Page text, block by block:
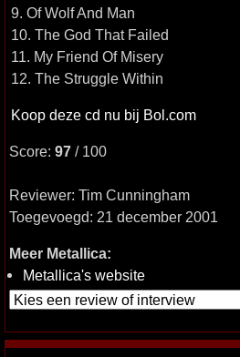
9. Of Wolf And Man
10. The God That Failed
11. My Friend Of Misery
12. The Struggle Within
Koop deze cd nu bij Bol.com
Score: 97 / 100
Reviewer: Tim Cunningham
Toegevoegd: 21 december 2001
Meer Metallica:
Metallica's website